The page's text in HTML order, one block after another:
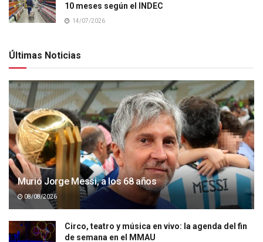
10 meses según el INDEC
14/07/2026
Últimas Noticias
Murió Jorge Messi, a los 68 años
08/08/2026
Circo, teatro y música en vivo: la agenda del fin
de semana en el MMAU